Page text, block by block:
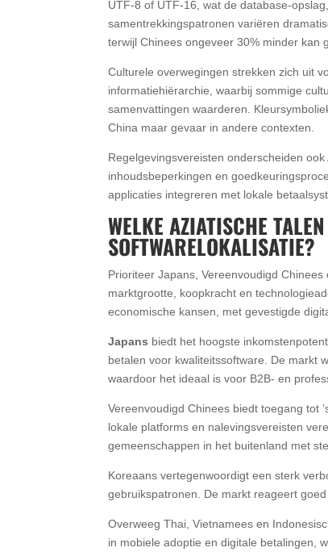
UTF-8 of UTF-16, wat de database-
samentrekkingspatronen variëren
terwijl Chinees ongeveer 30% minder kan
Culturele overwegingen strekken zich uit
informatiehiërarchie, waarbij sommige
samenvattingen waarderen.
China maar gevaar in andere contexten.
Regelgevingsvereisten onderscheiden
inhoudsbeperkingen en
applicaties integreren met lokale
WELKE AZIATISCHE
SOFTWARELOKALISATIE?
Prioriteer Japans, Vereenvoudigd
marktgrootte, koopkracht en
economische kansen, met gevestigde
Japans biedt het hoogste
betalen voor kwaliteitssoftware. De markt
waardoor het ideaal is voor B2B- en
Vereenvoudigd Chinees biedt toegang tot
lokale platforms en nalevingsvereisten
gemeenschappen in het buitenland met
Koreaans vertegenwoordigt een sterk
gebruikspatronen. De markt reageert
Overweeg Thai, Vietnamees en
in mobiele adoptie en digitale betalingen,